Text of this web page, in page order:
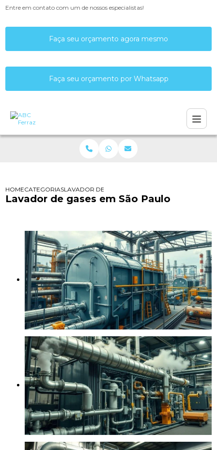
Entre em contato com um de nossos especialistas!
Faça seu orçamento agora mesmo
Faça seu orçamento por Whatsapp
HOMECATEGORIASLAVADOR DE GASES EM SÃO PAULO
Lavador de gases em São Paulo